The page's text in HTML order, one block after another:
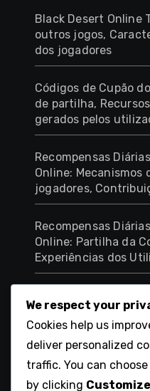
Black Desert Online
outros jogos,
dos jogadores
Códigos de Cupão
de partilha,
gerados pelos
Recompensas
Online:
jogadores,
Recompensas
Online: Partilha da
Experiências dos
problemas,
go-
We respect your
Cookies help us
deliver personalized
traffic. You can
by clicking Customize